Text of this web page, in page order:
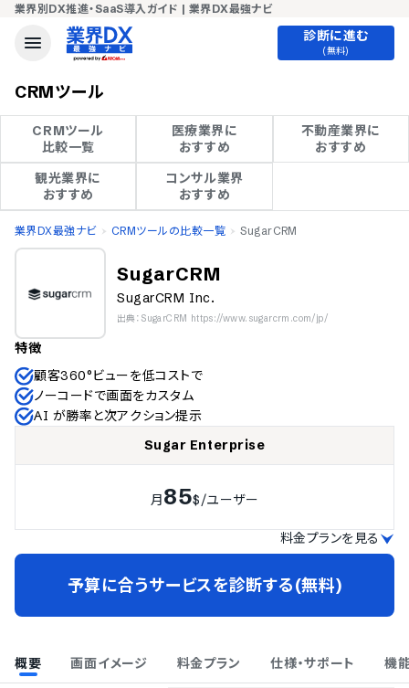
業界別DX推進・SaaS導入ガイド | 業界DX最強ナビ
診断に進む
(無料)
CRMツール
CRMツール
比較一覧
医療業界に
おすすめ
不動産業界に
おすすめ
観光業界に
おすすめ
コンサル業界
おすすめ
業界DX最強ナビ CRMツールの比較一覧 SugarCRM
SugarCRM
SugarCRM Inc.
出典：SugarCRM https://www.sugarcrm.com/jp/
特徴
顧客360°ビューを低コストで
ノーコードで画面をカスタム
AI が勝率と次アクション提示
Sugar Enterprise
月85$/ユーザー
料金プランを見る
予算に合うサービスを診断する(無料)
概要 画面イメージ 料金プラン 仕様・サポート 機